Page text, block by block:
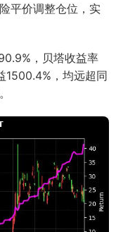
平价调整仓位，实
，贝塔收益率
1500.4%，均远超同